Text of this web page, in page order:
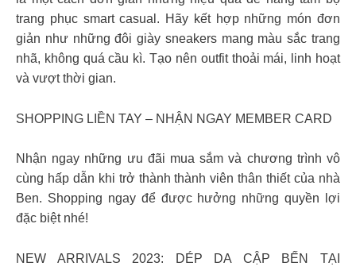
trang phục smart casual. Hãy kết hợp những món đơn
giản như những đôi giày sneakers mang màu sắc trang
nhã, không quá cầu kì. Tạo nên outfit thoải mái, linh hoạt
và vượt thời gian.
SHOPPING LIỀN TAY – NHẬN NGAY MEMBER CARD
Nhận ngay những ưu đãi mua sắm và chương trình vô
cùng hấp dẫn khi trở thành thành viên thân thiết của nhà
Ben. Shopping ngay để được hưởng những quyền lợi
đặc biệt nhé!
NEW ARRIVALS 2023: DÉP DA CẬP BẾN TẠI